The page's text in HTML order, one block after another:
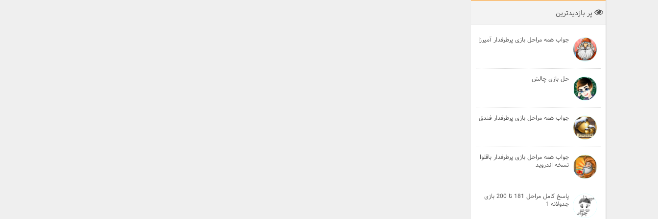
پر بازدیدترین
جواب همه مراحل بازی پرطرفدار آمیرزا
حل بازی چالش
جواب همه مراحل بازی پرطرفدار فندق
جواب همه مراحل بازی پرطرفدار باقلوا
نسخه اندروید
پاسخ کامل مراحل 181 تا 200 بازی
جدولانه 1